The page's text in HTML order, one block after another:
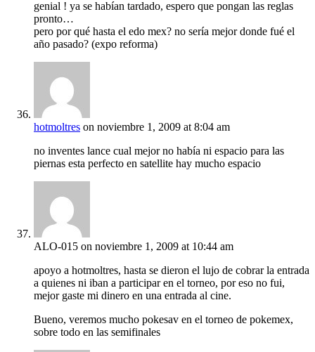
genial ! ya se habían tardado, espero que pongan las reglas
pronto…
pero por qué hasta el edo mex? no sería mejor donde fué el
año pasado? (expo reforma)
hotmoltres on noviembre 1, 2009 at 8:04 am
no inventes lance cual mejor no había ni espacio para las
piernas esta perfecto en satellite hay mucho espacio
ALO-015 on noviembre 1, 2009 at 10:44 am
apoyo a hotmoltres, hasta se dieron el lujo de cobrar la entrada
a quienes ni iban a participar en el torneo, por eso no fui,
mejor gaste mi dinero en una entrada al cine.
Bueno, veremos mucho pokesav en el torneo de pokemex,
sobre todo en las semifinales